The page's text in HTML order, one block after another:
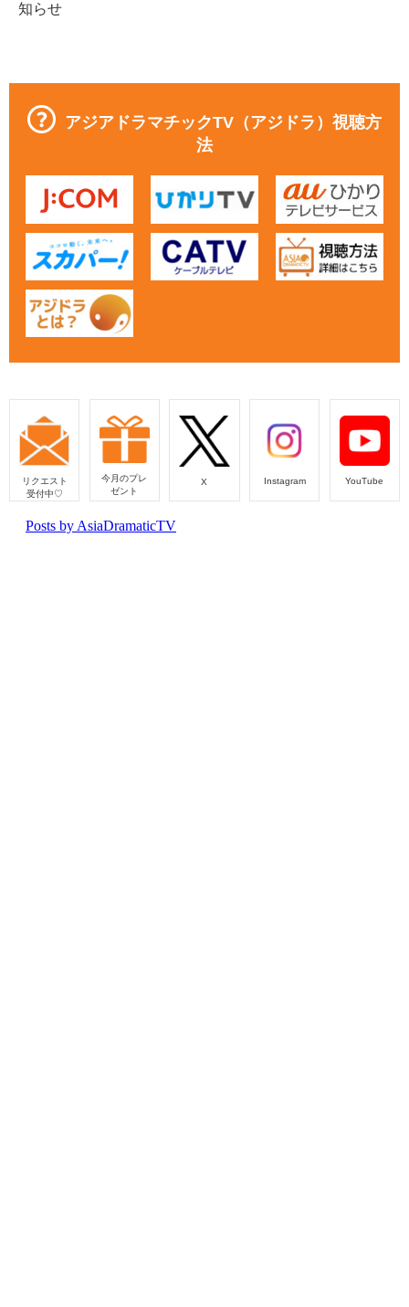
知らせ
アジアドラマチックTV（アジドラ）視聴方
法
リクエスト
受付中♡
今月のプレ
ゼント
X Instagram YouTube